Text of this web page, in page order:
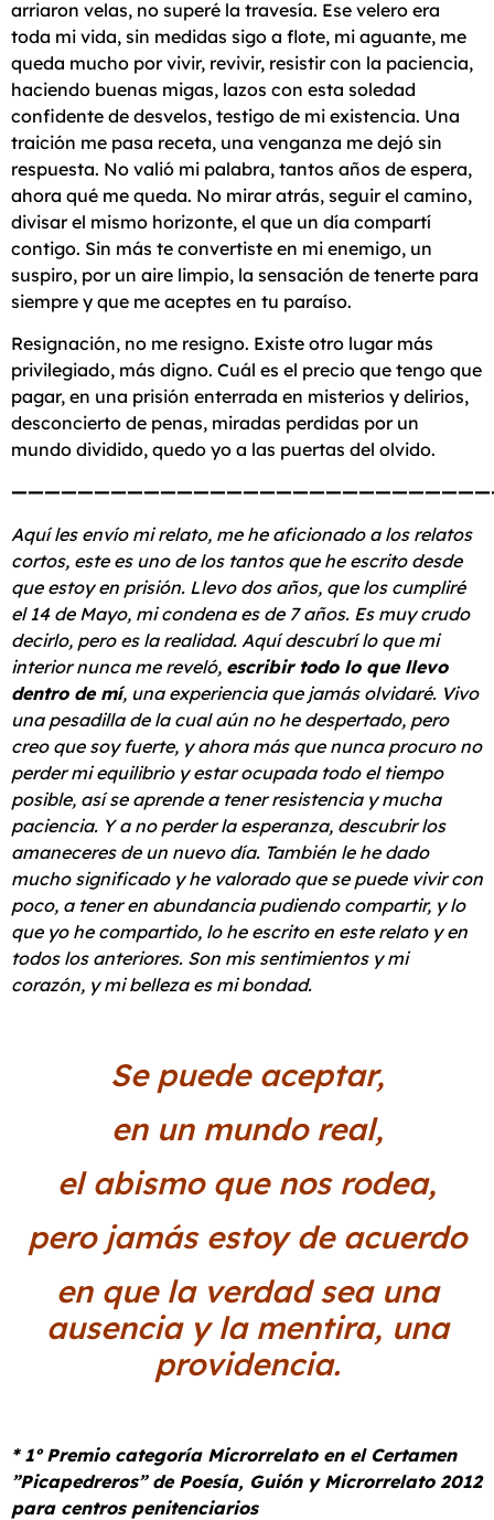
arriaron velas, no superé la travesía. Ese velero era
toda mi vida, sin medidas sigo a flote, mi aguante, me
queda mucho por vivir, revivir, resistir con la paciencia,
haciendo buenas migas, lazos con esta soledad
confidente de desvelos, testigo de mi existencia. Una
traición me pasa receta, una venganza me dejó sin
respuesta. No valió mi palabra, tantos años de espera,
ahora qué me queda. No mirar atrás, seguir el camino,
divisar el mismo horizonte, el que un día compartí
contigo. Sin más te convertiste en mi enemigo, un
suspiro, por un aire limpio, la sensación de tenerte para
siempre y que me aceptes en tu paraíso.
Resignación, no me resigno. Existe otro lugar más
privilegiado, más digno. Cuál es el precio que tengo que
pagar, en una prisión enterrada en misterios y delirios,
desconcierto de penas, miradas perdidas por un
mundo dividido, quedo yo a las puertas del olvido.
Aquí les envío mi relato, me he aficionado a los relatos
cortos, este es uno de los tantos que he escrito desde
que estoy en prisión. Llevo dos años, que los cumpliré
el 14 de Mayo, mi condena es de 7 años. Es muy crudo
decirlo, pero es la realidad. Aquí descubrí lo que mi
interior nunca me reveló, escribir todo lo que llevo
dentro de mí, una experiencia que jamás olvidaré. Vivo
una pesadilla de la cual aún no he despertado, pero
creo que soy fuerte, y ahora más que nunca procuro no
perder mi equilibrio y estar ocupada todo el tiempo
posible, así se aprende a tener resistencia y mucha
paciencia. Y a no perder la esperanza, descubrir los
amaneceres de un nuevo día. También le he dado
mucho significado y he valorado que se puede vivir con
poco, a tener en abundancia pudiendo compartir, y lo
que yo he compartido, lo he escrito en este relato y en
todos los anteriores. Son mis sentimientos y mi
corazón, y mi belleza es mi bondad.
Se puede aceptar,
en un mundo real,
el abismo que nos rodea,
pero jamás estoy de acuerdo
en que la verdad sea una
ausencia y la mentira, una
providencia.
* 1º Premio categoría Microrrelato en el Certamen
”Picapedreros” de Poesía, Guión y Microrrelato 2012
para centros penitenciarios